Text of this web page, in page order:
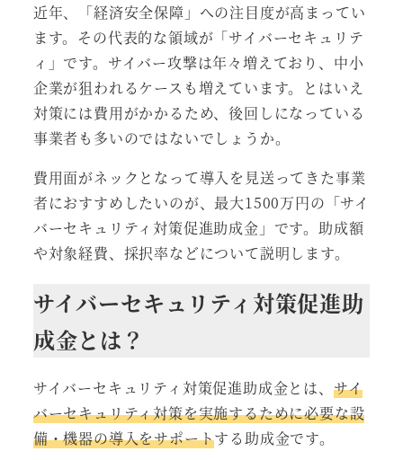
近年、「経済安全保障」への注目度が高まってい
ます。その代表的な領域が「サイバーセキュリテ
ィ」です。サイバー攻撃は年々増えており、中小
企業が狙われるケースも増えています。とはいえ
対策には費用がかかるため、後回しになっている
事業者も多いのではないでしょうか。
費用面がネックとなって導入を見送ってきた事業
者におすすめしたいのが、最大1500万円の「サイ
バーセキュリティ対策促進助成金」です。助成額
や対象経費、採択率などについて説明します。
サイバーセキュリティ対策促進助
成金とは？
サイバーセキュリティ対策促進助成金とは、 サイ
バーセキュリティ対策を実施するために必要な設
備・機器の導入をサポートする助成金です。